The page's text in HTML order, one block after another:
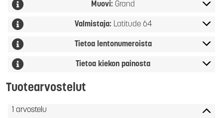
Muovi: Grand
Valmistaja: Latitude 64
Tietoa lentonumeroista
Tietoa kiekon painosta
Tuotearvostelut
1 arvostelu